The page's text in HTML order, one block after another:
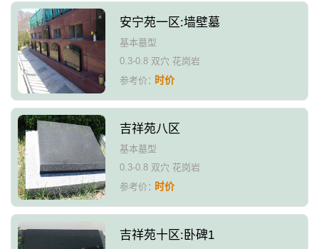
安宁苑一区:墙壁墓
基本墓型
0.3-0.8 双穴 花岗岩
参考价：时价
吉祥苑八区
基本墓型
0.3-0.8 双穴 花岗岩
参考价：时价
吉祥苑十区:卧碑1